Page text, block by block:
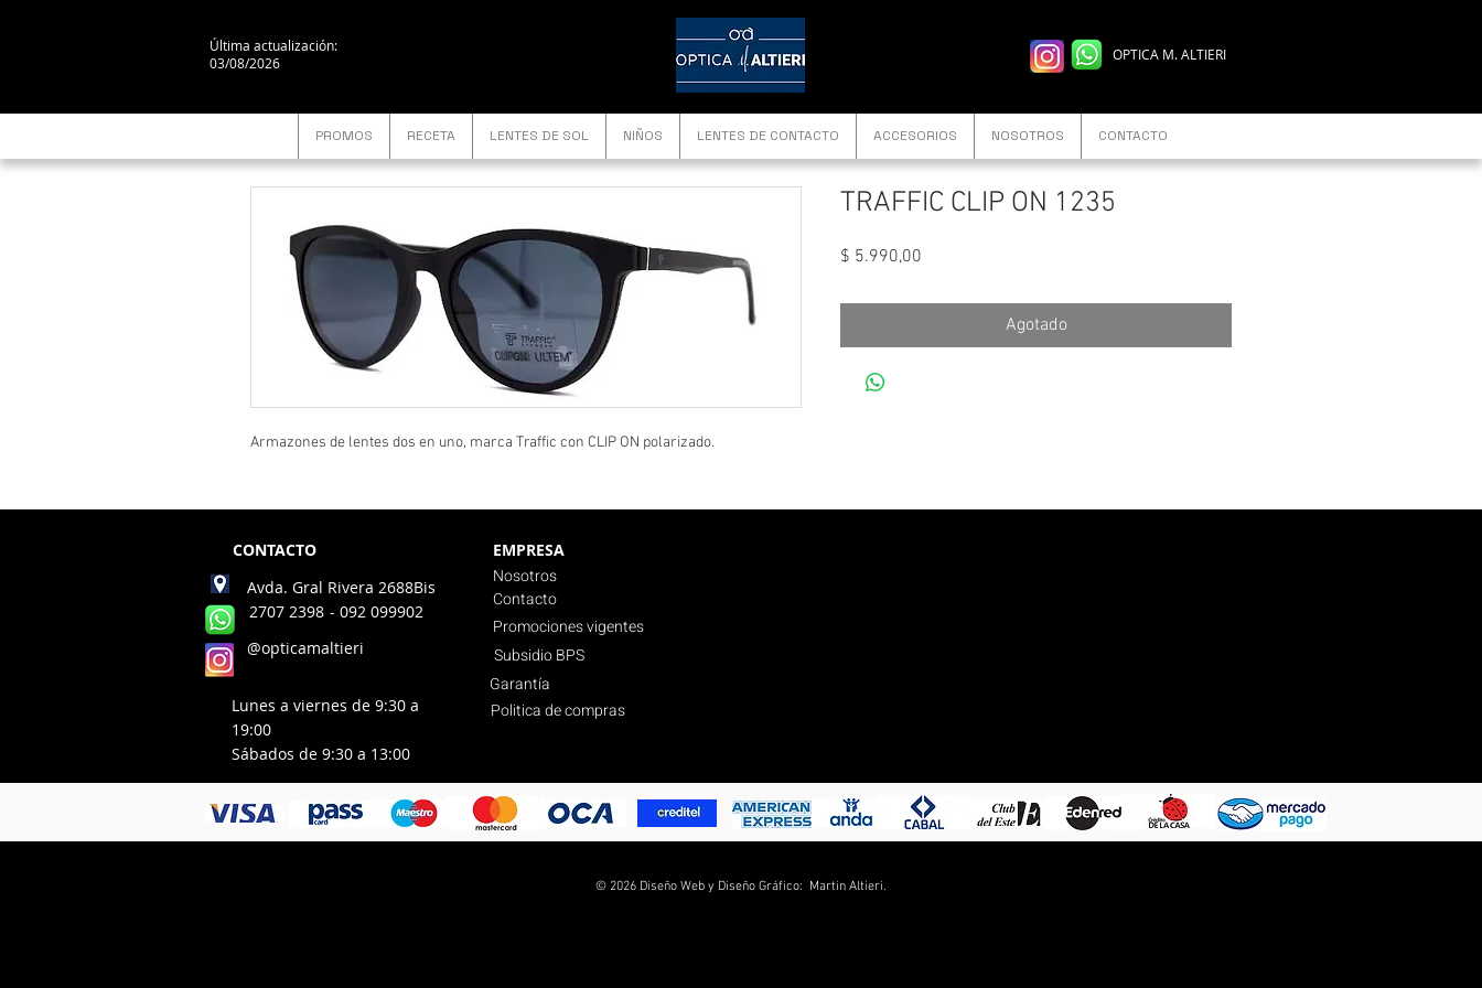
Última actualización:
03/08/2026
OPTICA M. ALTIERI
PROMOS RECETA LENTES DE SOL NIÑOS LENTES DE CONTACTO ACCESORIOS NOSOTROS CONTACTO
Armazones de lentes dos en uno, marca Traffic con CLIP ON polarizado.
TRAFFIC CLIP ON 1235
$ 5.990,00
Agotado
CONTACTO
2707 2398 - 092 099902
@opticamaltieri
Avda. Gral Rivera 2688Bis
Lunes a viernes de 9:30 a
19:00
Sábados de 9:30 a 13:00
EMPRESA
Nosotros
Promociones vigentes
Contacto
Subsidio BPS
Politica de compras
Garantía
© 2026 Diseño Web y Diseño Gráfico: Martin Altieri.